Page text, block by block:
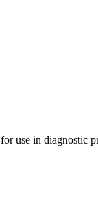
use in diagnostic